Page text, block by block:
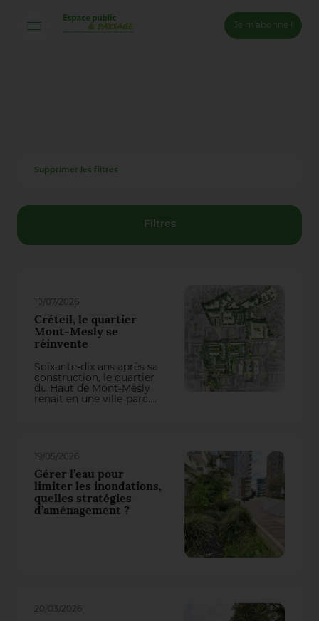
Je m'abonne !
Supprimer les filtres
Filtres
10/07/2026
Créteil, le quartier
Mont-Mesly se
réinvente
Soixante-dix ans après sa
construction, le quartier
du Haut de Mont-Mesly
renaît en une ville-parc.
paysagère développée
résidentielle, de polarités
urbaines remises en
réseau et d’une forêt
urbaine.
19/05/2026
Gérer l’eau pour
limiter les inondations,
quelles stratégies
d’aménagement ?
20/03/2026